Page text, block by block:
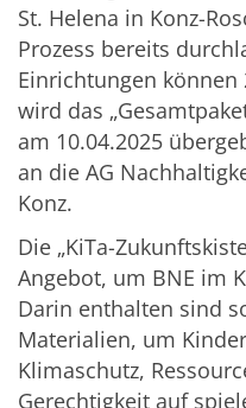
St. Helena in Konz-
Prozess bereits
Einrichtungen
wird das
am 10.04.2025
an die AG
Konz.
Die „KiTa-
Angebot, um BNE im
Darin enthalten sind
Materialien, um
Klimaschutz,
Gerechtigkeit auf